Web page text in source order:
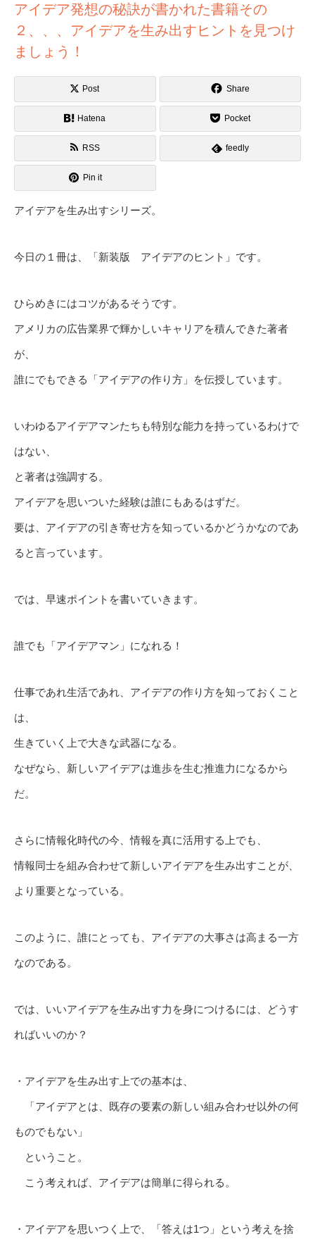
アイデア発想の秘訣が書かれた書籍その
２、、、アイデアを生み出すヒントを見つけ
ましょう！
Post Share
Hatena Pocket
RSS feedly
Pin it
アイデアを生み出すシリーズ。
今日の１冊は、「新装版 アイデアのヒント」です。
ひらめきにはコツがあるそうです。
アメリカの広告業界で輝かしいキャリアを積んできた著者
が、
誰にでもできる「アイデアの作り方」を伝授しています。
いわゆるアイデアマンたちも特別な能力を持っているわけで
はない、
と著者は強調する。
アイデアを思いついた経験は誰にもあるはずだ。
要は、アイデアの引き寄せ方を知っているかどうかなのであ
ると言っています。
では、早速ポイントを書いていきます。
誰でも「アイデアマン」になれる！
仕事であれ生活であれ、アイデアの作り方を知っておくこと
は、
生きていく上で大きな武器になる。
なぜなら、新しいアイデアは進歩を生む推進力になるから
だ。
さらに情報化時代の今、情報を真に活用する上でも、
情報同士を組み合わせて新しいアイデアを生み出すことが、
より重要となっている。
このように、誰にとっても、アイデアの大事さは高まる一方
なのである。
では、いいアイデアを生み出す力を身につけるには、どうす
ればいいのか？
・アイデアを生み出す上での基本は、
「アイデアとは、既存の要素の新しい組み合わせ以外の何
ものでもない」
ということ。
こう考えれば、アイデアは簡単に得られる。
・アイデアを思いつく上で、「答えは1つ」という考えを捨